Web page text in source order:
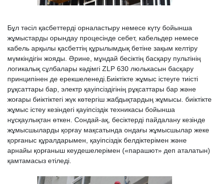
Бұл тәсіл қасбеттерді орналастыру немесе күту бойынша
жұмыстарды орындау процесінде себет, кабельдер немесе
кабель арқылы қасбеттің құрылымдық бетіне зақым келтіру
мүмкіндігін жояды. Әрине, мұндай бесіктің басқару пультінің
логикалық сұлбалары кәдімгі ZLP 630 люлькасын басқару
принципінен де ерекшеленеді.Биіктікте жұмыс істеуге тиісті
рұқсаттары бар, электр қауіпсіздігінің рұқсаттары бар және
жоғары биіктіктегі жүк көтергіш жабдықтардың жұмысы. биіктікте
жұмыс істеу кезіндегі қауіпсіздік техникасы бойынша
нұсқаулықтан өткен. Сондай-ақ, бесіктерді пайдалану кезінде
жұмысшыларды қорғау мақсатында ондағы жұмысшылар жеке
қорғаныс құралдарымен, қауіпсіздік белдіктерімен және
арнайы қорғаныш кеудешелерімен («парашют» деп аталатын)
қамтамасыз етіледі.